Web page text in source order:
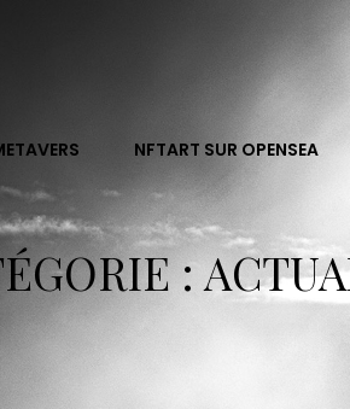
NFTART SUR OPENSEA
: